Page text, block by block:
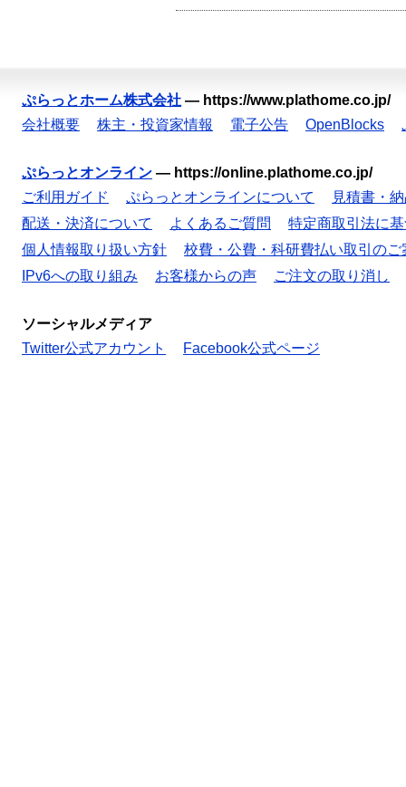
ぷらっとホーム株式会社 — https://www.plathome.co.jp/
会社概要
株主・投資家情報 電子公告 OpenBlocks
ぷらっとオンライン — https://online.plathome.co.jp/
ご利用ガイド
ぷらっとオンラインについて
見積書・
配送・決済について
よくあるご質問
特定商取引法に
個人情報取り扱い方針
校費・公費・科研費払い取引のご
IPv6への取り組み
お客様からの声 ご注文の取り消し
ソーシャルメディア
Twitter公式アカウント
Facebook公式ページ